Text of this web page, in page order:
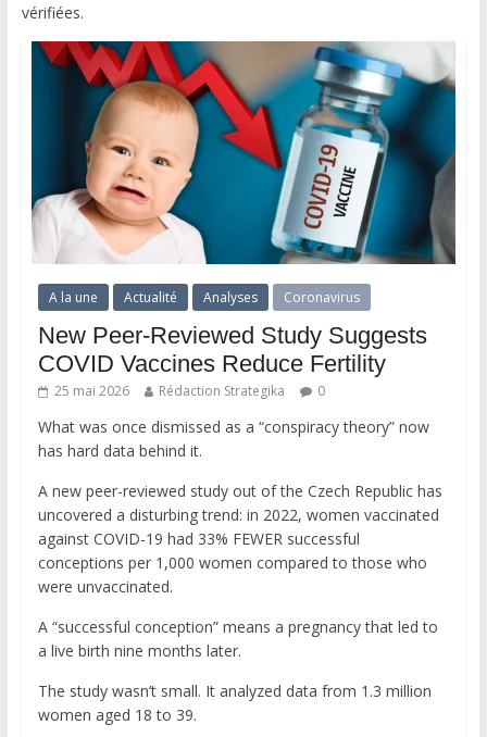
vérifiées.
A la une Actualité Analyses Coronavirus
New Peer-Reviewed Study Suggests
COVID Vaccines Reduce Fertility
25 mai 2026 Rédaction Strategika 0
What was once dismissed as a “conspiracy theory” now
has hard data behind it.
A new peer-reviewed study out of the Czech Republic has
uncovered a disturbing trend: in 2022, women vaccinated
against COVID-19 had 33% FEWER successful
conceptions per 1,000 women compared to those who
were unvaccinated.
A “successful conception” means a pregnancy that led to
a live birth nine months later.
The study wasn’t small. It analyzed data from 1.3 million
women aged 18 to 39.